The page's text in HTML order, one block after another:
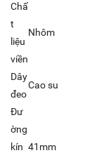
Chấ
t
liệu
viền
Nhôm
Dây
đeo
Cao su
Đư
ờng
kín 41mm